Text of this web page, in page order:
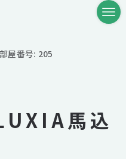
部屋番号: 205
馬込